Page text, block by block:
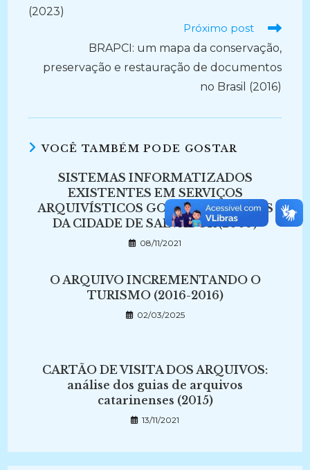
(2023)
Próximo post
BRAPCI: um mapa da conservação,
preservação e restauração de documentos
no Brasil (2016)
VOCÊ TAMBÉM PODE GOSTAR
SISTEMAS INFORMATIZADOS
EXISTENTES EM SERVIÇOS
ARQUIVÍSTICOS GOVERNEMENTAIS
DA CIDADE DE SALVADOR (2009)
08/11/2021
O ARQUIVO INCREMENTANDO O
TURISMO (2016-2016)
02/03/2025
CARTÃO DE VISITA DOS ARQUIVOS:
análise dos guias de arquivos
catarinenses (2015)
13/11/2021